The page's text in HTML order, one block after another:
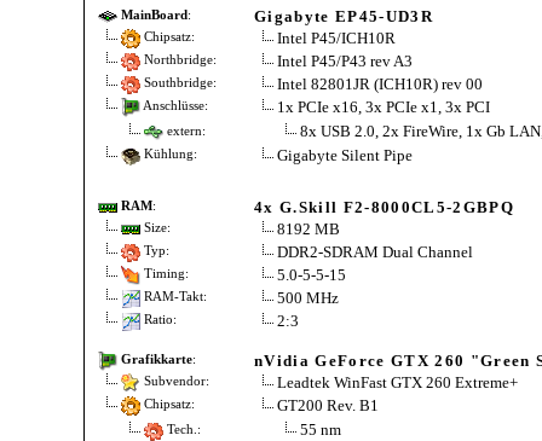
MainBoard: Gigabyte EP45-UD3R
Chipsatz: Intel P45/ICH10R
Northbridge: Intel P45/P43 rev A3
Southbridge: Intel 82801JR (ICH10R) rev 00
Anschlüsse: 1x PCIe x16, 3x PCIe x1, 3x PCI
extern: 8x USB 2.0, 2x FireWire, 1x Gb
Kühlung: Gigabyte Silent Pipe
RAM: 4x G.Skill F2-8000CL5-2GBPQ
Size: 8192 MB
Typ: DDR2-SDRAM Dual Channel
Timing: 5.0-5-5-15
RAM-Takt: 500 MHz
Ratio: 2:3
Grafikkarte: nVidia GeForce GTX 260
Subvendor: Leadtek WinFast GTX 260 Extreme+
Chipsatz: GT200 Rev. B1
Tech.: 55 nm